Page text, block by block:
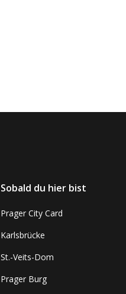
Sobald du hier bist
Prager City Card
Karlsbrücke
St.-Veits-Dom
Prager Burg